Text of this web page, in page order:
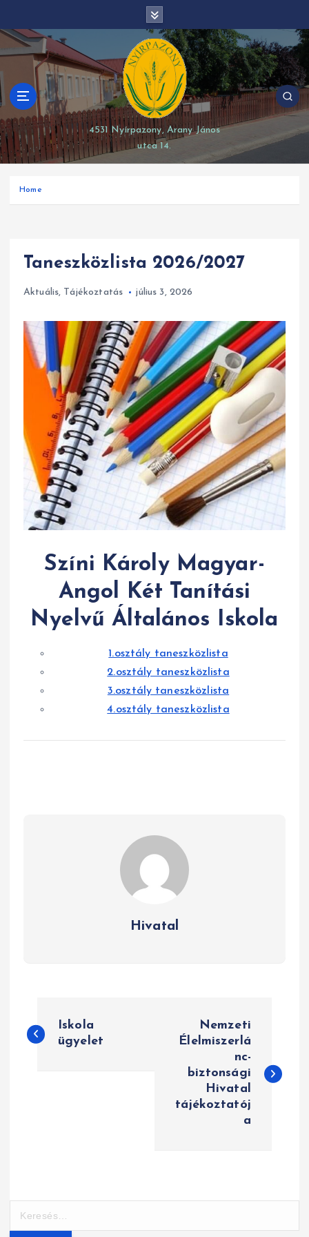
p
t
o
c
o
n
t
e
4531 Nyírpazony, Arany János
utca 14.
Home
Taneszközlista 2026/2027
Aktuális, Tájékoztatás július 3, 2026
Színi Károly Magyar-
Angol Két Tanítási
Nyelvű Általános Iskola
1.osztály taneszközlista
2.osztály taneszközlista
3.osztály taneszközlista
4.osztály taneszközlista
Hivatal
e
é
s
Iskola
ügyelet
Nemzeti
Élelmiszerlá
nc-
biztonsági
Hivatal
tájékoztatój
a
modal-check